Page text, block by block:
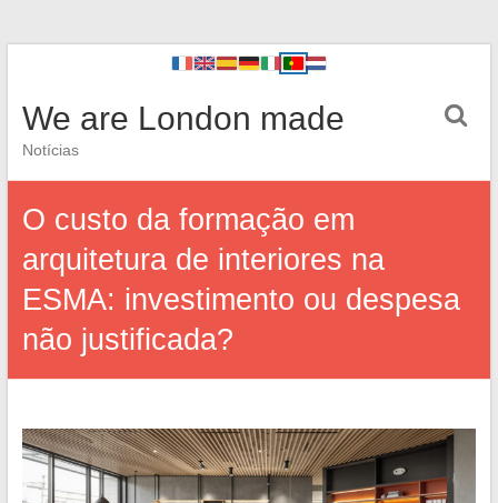
We are London made
Notícias
O custo da formação em
arquitetura de interiores na
ESMA: investimento ou despesa
não justificada?